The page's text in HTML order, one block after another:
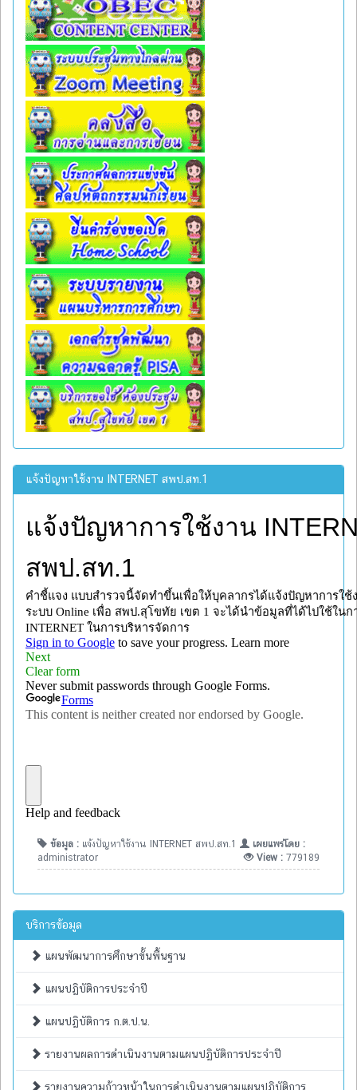
แจ้งปัญหาใช้งาน INTERNET สพป.สท.1
ข้อมูล : แจ้งปัญหาใช้งาน INTERNET สพป.สท.1
เผยแพร่โดย :
administrator
View : 779189
บริการข้อมูล
แผนพัฒนาการศึกษาขั้นพื้นฐาน
แผนปฏิบัติการประจำปี
แผนปฏิบัติการ ก.ต.ป.น.
รายงานผลการดำเนินงานตามแผนปฏิบัติการประจำปี
รายงานความก้าวหน้าในการดำเนินงานตามแผนปฏิบัติการ